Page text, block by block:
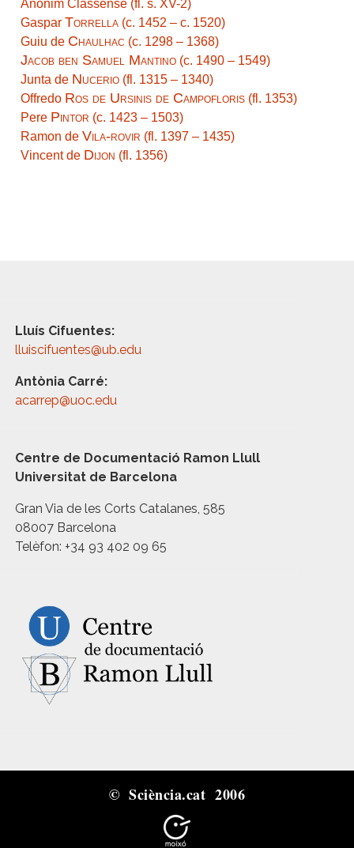
Anònim Classense (fl. s. XV-2)
Gaspar Torrella (c. 1452 – c. 1520)
Guiu de Chaulhac (c. 1298 – 1368)
Jacob ben Samuel Mantino (c. 1490 – 1549)
Junta de Nucerio (fl. 1315 – 1340)
Offredo Ros de Ursinis de Campofloris (fl. 1353)
Pere Pintor (c. 1423 – 1503)
Ramon de Vila-rovir (fl. 1397 – 1435)
Vincent de Dijon (fl. 1356)
Lluís Cifuentes:
lluiscifuentes@ub.edu
Antònia Carré:
acarrep@uoc.edu
Centre de Documentació Ramon Llull
Universitat de Barcelona
Gran Via de les Corts Catalanes, 585
08007 Barcelona
Telèfon: +34 93 402 09 65
© Sciència.cat 2006